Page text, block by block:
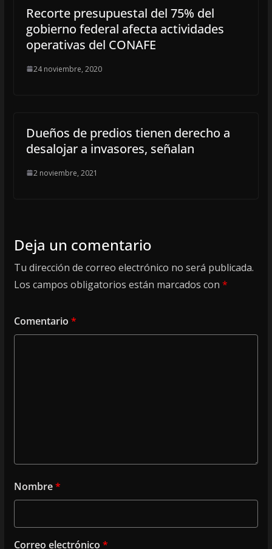
Recorte presupuestal del 75% del
gobierno federal afecta actividades
operativas del CONAFE
24 noviembre, 2020
Dueños de predios tienen derecho a
desalojar a invasores, señalan
2 noviembre, 2021
Deja un comentario
Tu dirección de correo electrónico no será publicada.
Los campos obligatorios están marcados con *
Comentario *
Nombre*
Correo electrónico *